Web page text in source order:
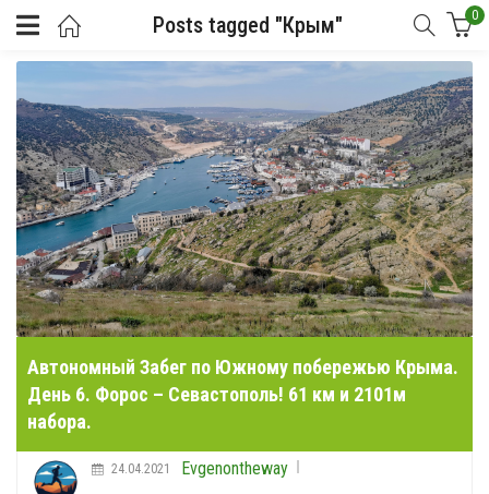
Posts tagged "Крым" 0
Автономный Забег по Южному побережью Крыма.
День 6. Форос – Севастополь! 61 км и 2101м
набора.
Evgenontheway
24.04.2021